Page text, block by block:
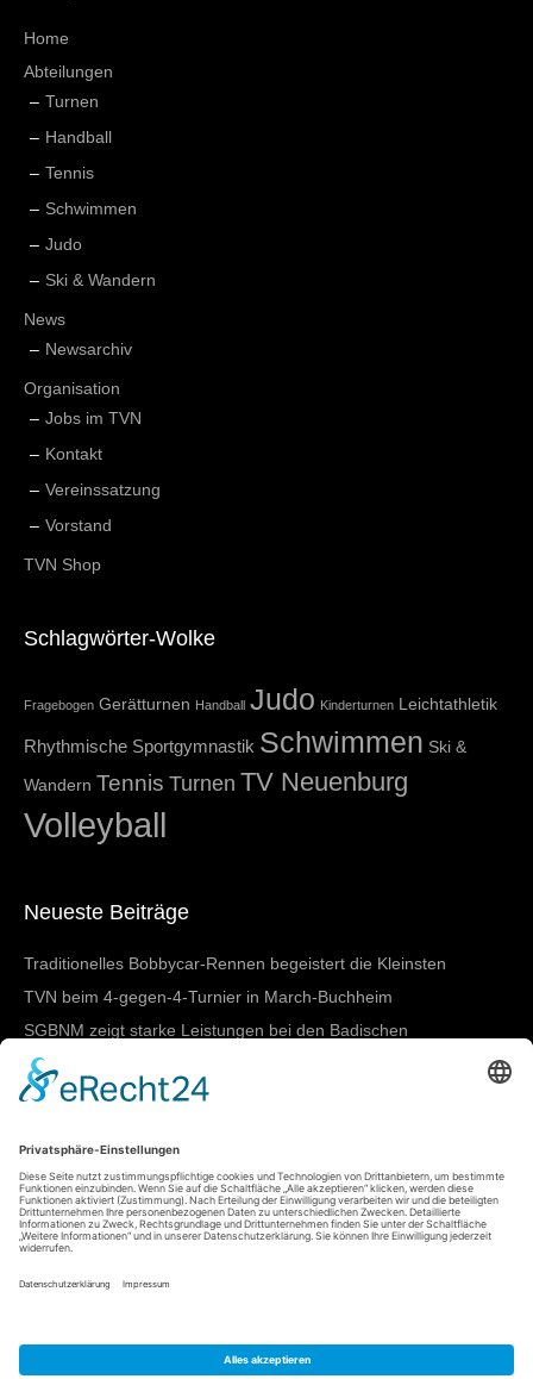
Home
Abteilungen
Turnen
Handball
Tennis
Schwimmen
Judo
Ski & Wandern
News
Newsarchiv
Organisation
Jobs im TVN
Kontakt
Vereinssatzung
Vorstand
TVN Shop
Schlagwörter-Wolke
Fragebogen Gerätturnen Handball Judo Kinderturnen Leichtathletik
Rhythmische Sportgymnastik Schwimmen Ski &
Wandern Tennis Turnen TV Neuenburg
Volleyball
Neueste Beiträge
Traditionelles Bobbycar-Rennen begeistert die Kleinsten
TVN beim 4-gegen-4-Turnier in March-Buchheim
SGBNM zeigt starke Leistungen bei den Badischen
Meisterschaften in Lörrach
Damen I mit nächstem Heimtestspiel
Sportkreisschwimmfest
Meta